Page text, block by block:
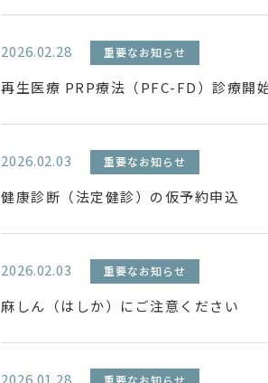
2026.02.28 重要なお知らせ
再生医療 PRP療法（PFC-FD）診療開
2026.02.03 重要なお知らせ
健康診断（法定健診）の仮予約申込
2026.02.03 重要なお知らせ
麻しん（はしか）にご注意ください
2026.01.28 重要なお知らせ